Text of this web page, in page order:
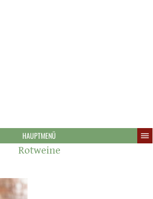
HAUPTMENÜ
Rotweine